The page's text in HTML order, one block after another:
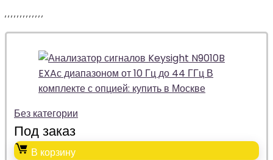
,,,,,,,,,,,,,
Без категории
Под заказ
В корзину